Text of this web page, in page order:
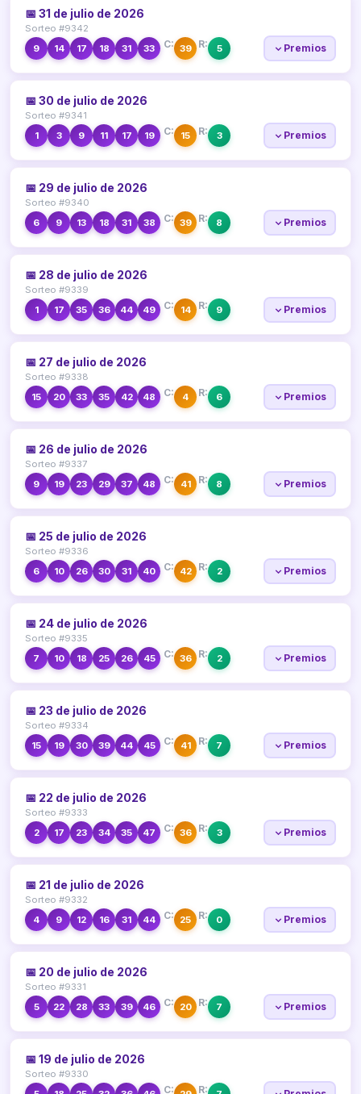
📅 31 de julio de 2026
Sorteo #9342
9
14 17 18 31 33 C: 39 R: 5 Premios
📅 30 de julio de 2026
Sorteo #9341
1
3 9 11 17 19 C: 15 R: 3 Premios
📅 29 de julio de 2026
Sorteo #9340
6
9 13 18 31 38 C: 39 R: 8 Premios
📅 28 de julio de 2026
Sorteo #9339
1
17 35 36 44 49 C: 14 R: 9 Premios
📅 27 de julio de 2026
Sorteo #9338
15
20 33 35 42 48 C: 4 R: 6 Premios
📅 26 de julio de 2026
Sorteo #9337
9
19 23 29 37 48 C: 41 R: 8 Premios
📅 25 de julio de 2026
Sorteo #9336
6
10 26 30 31 40 C: 42 R: 2 Premios
📅 24 de julio de 2026
Sorteo #9335
7
10 18 25 26 45 C: 36 R: 2 Premios
📅 23 de julio de 2026
Sorteo #9334
15
19 30 39 44 45 C: 41 R: 7 Premios
📅 22 de julio de 2026
Sorteo #9333
2
17 23 34 35 47 C: 36 R: 3 Premios
📅 21 de julio de 2026
Sorteo #9332
4
9 12 16 31 44 C: 25 R: 0 Premios
📅 20 de julio de 2026
Sorteo #9331
5
22 28 33 39 46 C: 20 R: 7 Premios
📅 19 de julio de 2026
Sorteo #9330
C: R: